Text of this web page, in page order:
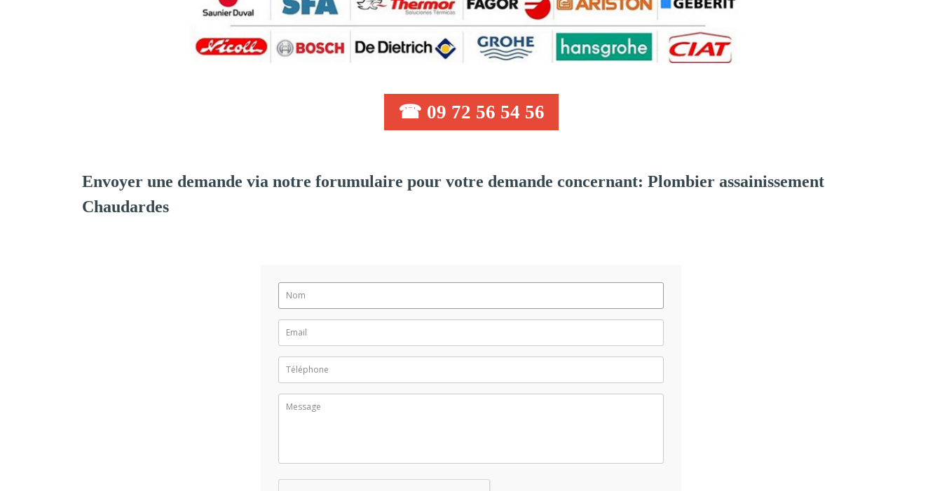
☎ 09 72 56 54 56
Envoyer une demande via notre forumulaire pour votre demande concernant: Plombier assainissement
Chaudardes